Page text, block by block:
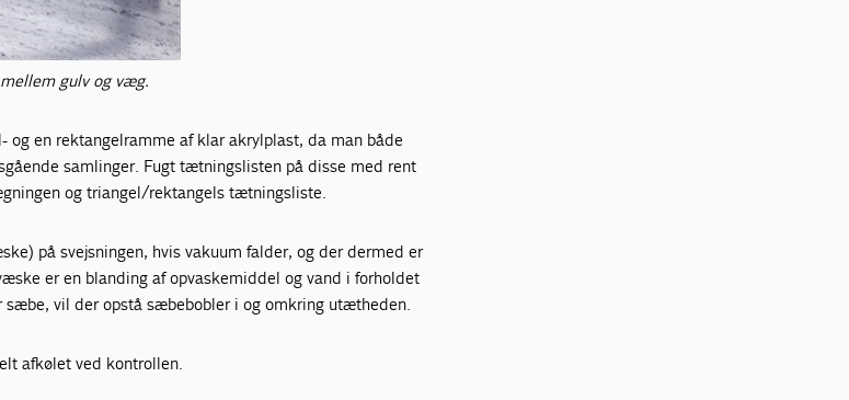
gulv og væg.
og en rektangelramme af klar akrylplast, da man både
samlinger. Fugt tætningslisten på disse med rent
og triangel/rektangels tætningsliste.
på svejsningen, hvis vakuum falder, og der dermed er
er en blanding af opvaskemiddel og vand i forholdet
vil der opstå sæbebobler i og omkring utætheden.
afkølet ved kontrollen.